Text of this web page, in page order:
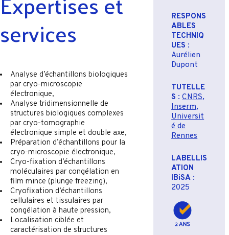
services
Analyse d’échantillons biologiques
par cryo-microscopie
électronique,
Analyse tridimensionnelle de
structures biologiques complexes
par cryo-tomographie
électronique simple et double axe,
Préparation d’échantillons pour la
cryo-microscopie électronique,
Cryo-fixation d’échantillons
moléculaires par congélation en
film mince (plunge freezing),
Cryofixation d’échantillons
cellulaires et tissulaires par
congélation à haute pression,
Localisation ciblée et
caractérisation de structures
RESPONS
ABLES
TECHNIQ
UES :
Aurélien
Dupont
TUTELLE
S :CNRS,
Inserm,
Universit
é de
Rennes
LABELLIS
ATION
IBiSA :
2025